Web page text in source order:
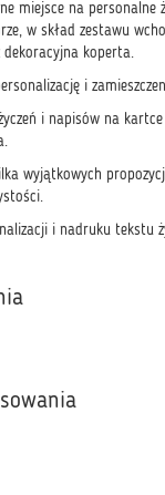
miejsce na personalne
w skład zestawu
dekoracyjna koperta.
i
i napisów na
wyjątkowych
i nadruku tekstu